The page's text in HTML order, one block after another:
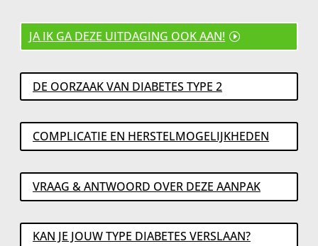
JA IK GA DEZE UITDAGING OOK AAN!
DE OORZAAK VAN DIABETES TYPE 2
COMPLICATIE EN HERSTELMOGELIJKHEDEN
VRAAG & ANTWOORD OVER DEZE AANPAK
KAN JE JOUW TYPE DIABETES VERSLAAN?